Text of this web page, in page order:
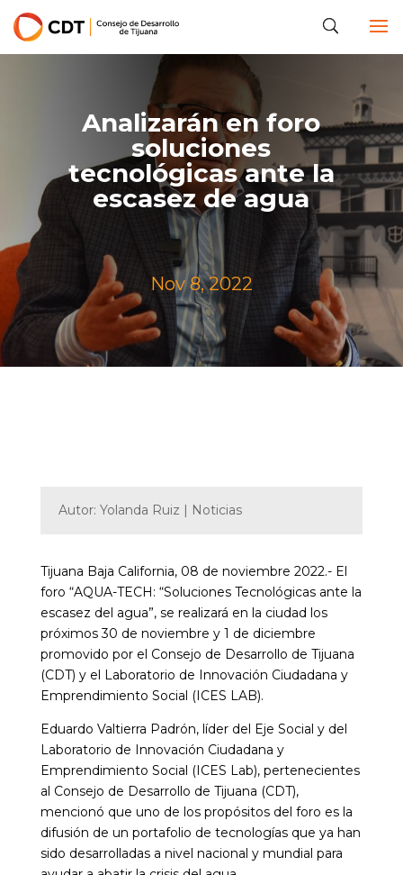
Analizarán en foro
soluciones
tecnológicas ante la
escasez de agua
Nov 8, 2022
Autor: Yolanda Ruiz | Noticias
Tijuana Baja California, 08 de noviembre 2022.- El
foro “AQUA-TECH: “Soluciones Tecnológicas ante la
escasez del agua”, se realizará en la ciudad los
próximos 30 de noviembre y 1 de diciembre
promovido por el Consejo de Desarrollo de Tijuana
(CDT) y el Laboratorio de Innovación Ciudadana y
Emprendimiento Social (ICES LAB).
Eduardo Valtierra Padrón, líder del Eje Social y del
Laboratorio de Innovación Ciudadana y
Emprendimiento Social (ICES Lab), pertenecientes
al Consejo de Desarrollo de Tijuana (CDT),
mencionó que uno de los propósitos del foro es la
difusión de un portafolio de tecnologías que ya han
sido desarrolladas a nivel nacional y mundial para